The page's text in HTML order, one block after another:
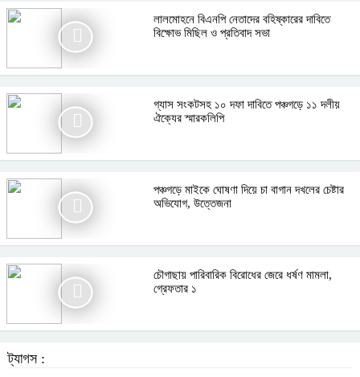
লালমোহনে বিএনপি নেতাদের বহিষ্কারের দাবিতে
বিক্ষোভ মিছিল ও প্রতিবাদ সভা
গ্যাস সংকটসহ ১০ দফা দাবিতে পঞ্চগড়ে ১১ দলীয়
ঐক্যের স্মারকলিপি
পঞ্চগড়ে মাইকে ঘোষণা দিয়ে চা বাগান দখলের চেষ্টার
অভিযোগ, উত্তেজনা
চৌগাছায় পারিবারিক বিরোধের জেরে ধর্ষণ মামলা,
গ্রেফতার ১
ট্যাগস :